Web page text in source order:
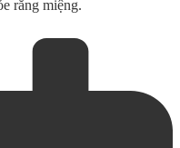
răng miệng.